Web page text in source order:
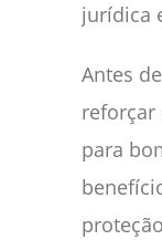
jurídica
Antes
reforçar
para